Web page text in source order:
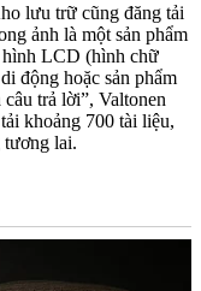
lưu trữ cũng đăng tải
ảnh là một sản phẩm
hình LCD (hình chữ
động hoặc sản phẩm
trả lời”, Valtonen
khoảng 700 tài liệu,
tương lai.